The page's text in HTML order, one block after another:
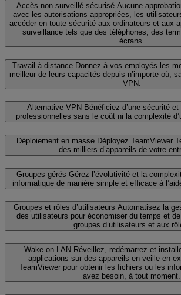
Accès non surveillé sécurisé Aucune
avec les autorisations appropriées, les
accéder en toute sécurité aux ordinateurs et aux
surveillance tels que des téléphones, des
écrans.
Travail à distance Donnez à vos employés les
meilleur de leurs capacités depuis n’importe où,
VPN.
Alternative VPN Bénéficiez d’une sécurité
professionnelles sans le coût ni la complexité
Déploiement en masse Déployez TeamViewer
des milliers d’appareils de votre
Groupes gérés Gérez l’évolutivité et la
informatique de manière simple et efficace à
Groupes et rôles d’utilisateurs Automatisez la
des utilisateurs pour économiser du temps et de
groupes d’utilisateurs et aux
Wake-on-LAN Réveillez, redémarrez et
applications sur des appareils en veille en
TeamViewer pour obtenir les fichiers ou les
avez besoin, à tout moment.